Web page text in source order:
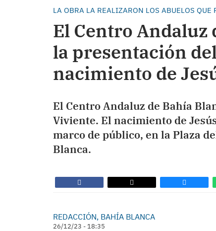
LA OBRA LA REALIZARON LOS ABUELOS QUE
El Centro Andaluz
la presentación
nacimiento de
El Centro Andaluz de Bahía
Viviente. El nacimiento de
marco de público, en la Plaza
Blanca.
REDACCIÓN, BAHÍA BLANCA
26/12/23 - 18:35